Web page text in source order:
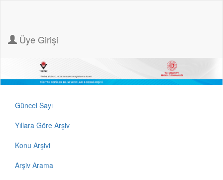
Üye Girişi
Güncel Sayı
Yıllara Göre Arşiv
Konu Arşivi
Arşiv Arama